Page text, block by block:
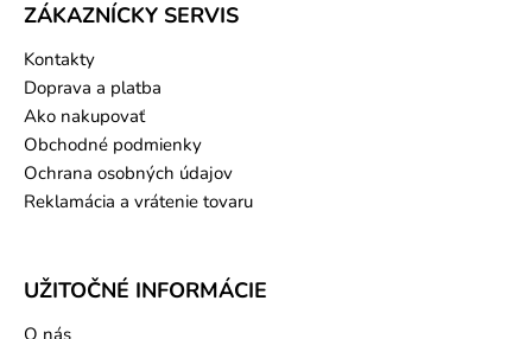
ZÁKAZNÍCKY SERVIS
Kontakty
Doprava a platba
Ako nakupovať
Obchodné podmienky
Ochrana osobných údajov
Reklamácia a vrátenie tovaru
UŽITOČNÉ INFORMÁCIE